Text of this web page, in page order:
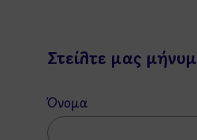
Στείλτε μας
Όνομα